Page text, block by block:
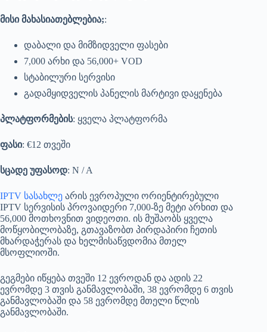
მისი მახასიათებლებია;:
დაბალი და მიმზიდველი ფასები
7,000 არხი და 56,000+ VOD
სტაბილური სერვისი
გადამყიდველის პანელის მარტივი დაყენება
პლატფორმების: ყველა პლატფორმა
ფასი: €12 თვეში
სცადე უფასოდ: N / A
IPTV სასახლე არის ევროპული ორიენტირებული
IPTV სერვისის პროვაიდერი 7,000-ზე მეტი არხით და
56,000 მოთხოვნით ვიდეოთი. ის მუშაობს ყველა
მოწყობილობაზე, გთავაზობთ პირდაპირი ჩეთის
მხარდაჭერას და ხელმისაწვდომია მთელ
მსოფლიოში.
გეგმები იწყება თვეში 12 ევროდან და ადის 22
ევრომდე 3 თვის განმავლობაში, 38 ევრომდე 6 თვის
განმავლობაში და 58 ევრომდე მთელი წლის
განმავლობაში.